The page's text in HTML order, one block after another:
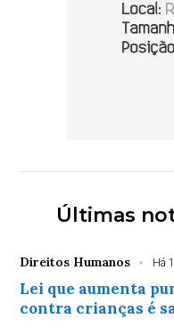
Últimas
Direitos Humanos Há
Lei que aumenta
contra crianças é